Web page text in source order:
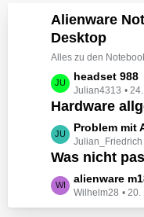
e
t
r
ä
g
e
e
B
e
i
t
r
ä
g
e
Alienware
Desktop
Alles zu den
L
e
t
z
t
e
e
headset 988
Julian4313
Hardware
L
e
t
z
t
e
Problem mit
Julian_Friedrich
Was nicht
L
e
t
alienware
Wilhelm28 20.